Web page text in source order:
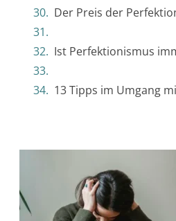
Der Preis der
Ist Perfektionismus
13 Tipps im Umgang